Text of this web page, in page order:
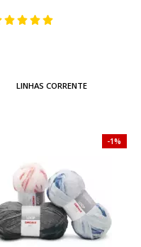
LINHAS CORRENTE
1%